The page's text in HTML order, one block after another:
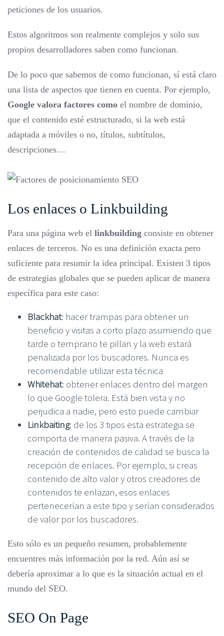
peticiones de los usuarios.
Estos algoritmos son realmente complejos y solo sus
propios desarrolladores saben como funcionan.
De lo poco que sabemos de como funcionan, sí está claro
una lista de aspectos que tienen en cuenta. Por ejemplo,
Google valora factores como el nombre de dominio,
que el contenido esté estructurado, si la web está
adaptada a móviles o no, títulos, subtítulos,
descripciones…
Los enlaces o Linkbuilding
Para una página web el linkbuilding consiste en obtener
enlaces de terceros. No es una definición exacta pero
suficiente para resumir la idea principal. Existen 3 tipos
de estrategias globales que se pueden aplicar de manera
específica para este caso:
Blackhat: hacer trampas para obtener un
beneficio y visitas a corto plazo asumiendo que
tarde o temprano te pillan y la web estará
penalizada por los buscadores. Nunca es
recomendable utilizar esta técnica
Whitehat: obtener enlaces dentro del margen
lo que Google tolera. Está bien vista y no
perjudica a nadie, pero esto puede cambiar
Linkbaiting: de los 3 tipos esta estrategia se
comporta de manera pasiva. A través de la
creación de contenidos de calidad se busca la
recepción de enlaces. Por ejemplo, si creas
contenido de alto valor y otros creadores de
contenidos te enlazan, esos enlaces
pertenecerían a este tipo y serían considerados
de valor por los buscadores.
Esto sólo es un pequeño resumen, probablemente
encuentres más información por la red. Aún así se
debería aproximar a lo que es la situación actual en el
mundo del SEO.
SEO On Page